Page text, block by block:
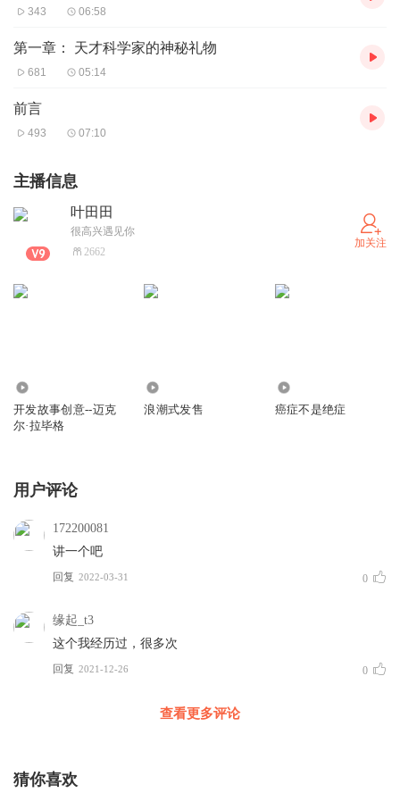
343 06:58
第一章： 天才科学家的神秘礼物
681 05:14
前言
493 07:10
主播信息
叶田田
很高兴遇见你
2662
加关注
开发故事创意--迈克
尔·拉毕格
浪潮式发售 癌症不是绝症
用户评论
172200081
讲一个吧
回复 2022-03-31 0
缘起_t3
这个我经历过，很多次
回复 2021-12-26 0
查看更多评论
猜你喜欢